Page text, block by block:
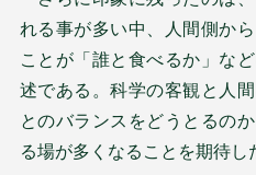
れる事が多い中、人間側か
ことが「誰と食べるか」な
述である。科学の客観と人
とのバランスをどうとるの
る場が多くなることを期待し